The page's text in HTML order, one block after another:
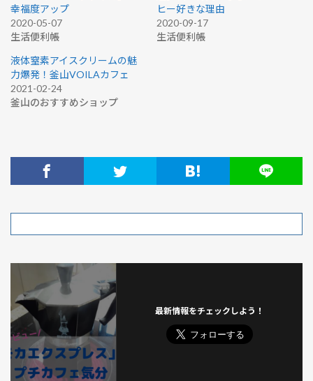
幸福度アップ
2020-05-07
生活便利帳
ヒー好きな理由
2020-09-17
生活便利帳
液体窒素アイスクリームの魅
力爆発！釜山VOILAカフェ
2021-02-24
釜山のおすすめショップ
最新情報をチェックしよう！